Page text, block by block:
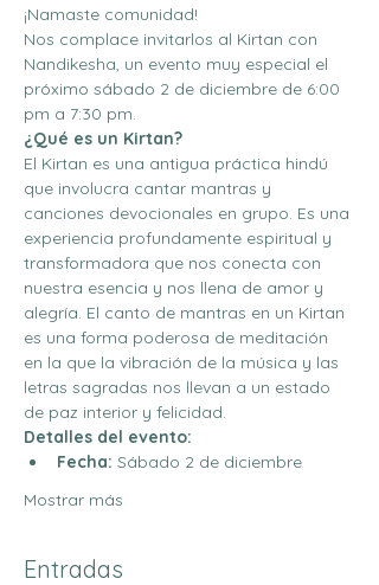
¡Namaste comunidad!
Nos complace invitarlos al Kirtan con
Nandikesha, un evento muy especial el
próximo sábado 2 de diciembre de 6:00
pm a 7:30 pm.
¿Qué es un Kirtan?
El Kirtan es una antigua práctica hindú
que involucra cantar mantras y
canciones devocionales en grupo. Es una
experiencia profundamente espiritual y
transformadora que nos conecta con
nuestra esencia y nos llena de amor y
alegría. El canto de mantras en un Kirtan
es una forma poderosa de meditación
en la que la vibración de la música y las
letras sagradas nos llevan a un estado
de paz interior y felicidad.
Detalles del evento:
Fecha: Sábado 2 de diciembre
Mostrar más
Entradas